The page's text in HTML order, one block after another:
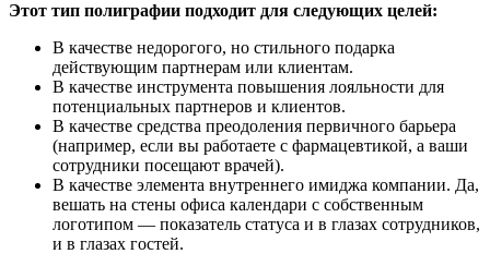
Этот тип полиграфии подходит для следующих целей:
В качестве недорогого, но стильного подарка
действующим партнерам или клиентам.
В качестве инструмента повышения лояльности для
потенциальных партнеров и клиентов.
В качестве средства преодоления первичного барьера
(например, если вы работаете с фармацевтикой, а ваши
сотрудники посещают врачей).
В качестве элемента внутреннего имиджа компании. Да,
вешать на стены офиса календари с собственным
логотипом — показатель статуса и в глазах сотрудников,
и в глазах гостей.